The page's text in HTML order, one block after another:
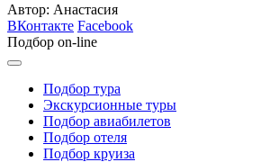
Автор: Анастасия
ВКонтакте Facebook
Подбор on-line
Подбор тура
Экскурсионные туры
Подбор авиабилетов
Подбор отеля
Подбор круиза